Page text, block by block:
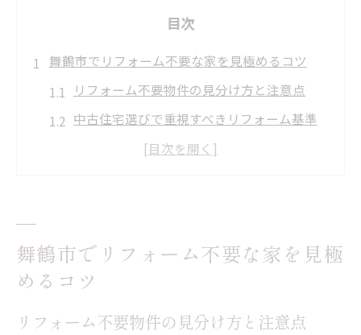
目次
舞鶴市でリフォーム不要な家を見極めるコツ
リフォーム不要物件の見分け方と注意点
中古住宅選びで重視すべきリフォーム基準
リフォーム不要住宅の実際の内覧ポイント
中古住宅選びで失敗しないリフォーム不要物件
の判断軸
リフォーム不要物件の基本チェック項目解
舞鶴市でリフォーム不要な家を見極
めるコツ
リフォーム不要物件の見分け方と注意点